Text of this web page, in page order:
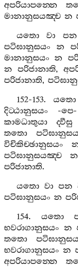
අපරියාපන‍්නෙ
මානානුසයඤ‍්ච න
යතො
වා පන
පටිඝානුසයං
න
මානානුසයං න
න
පරිජානාති,
පරිජානාති,
152-153. යතො
දිට‍්ඨානුසයං -පෙ
කාමධාතුයා
ද‍්වීසු
තතො
විචිකිච‍්ඡානුසයං
පටිඝානුසයඤ‍්ච
න
පරිජානාති.
යතො වා පන
පටිඝානුසයං න
154. යතො
භවරාගානුසයං න
තතො
භවරාගානුසයං න
අපරියාපන‍්නෙ